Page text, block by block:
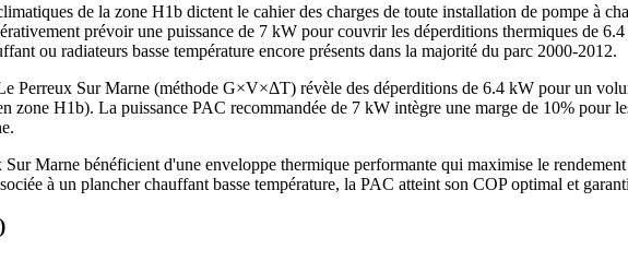
de la zone H1b dictent le cahier des charges de toute installation de pompe à
prévoir une puissance de 7 kW pour couvrir les déperditions thermiques de
ou radiateurs basse température encore présents dans la majorité du parc 2000-2012.
Perreux Sur Marne (méthode G×V×ΔT) révèle des déperditions de 6.4 kW pour un
zone H1b). La puissance PAC recommandée de 7 kW intègre une marge de 10% pour
Marne bénéficient d'une enveloppe thermique performante qui maximise le
à un plancher chauffant basse température, la PAC atteint son COP optimal et
)